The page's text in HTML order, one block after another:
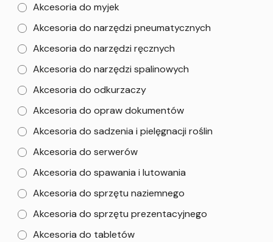
Akcesoria do myjek
Akcesoria do narzędzi pneumatycznych
Akcesoria do narzędzi ręcznych
Akcesoria do narzędzi spalinowych
Akcesoria do odkurzaczy
Akcesoria do opraw dokumentów
Akcesoria do sadzenia i pielęgnacji roślin
Akcesoria do serwerów
Akcesoria do spawania i lutowania
Akcesoria do sprzętu naziemnego
Akcesoria do sprzętu prezentacyjnego
Akcesoria do tabletów